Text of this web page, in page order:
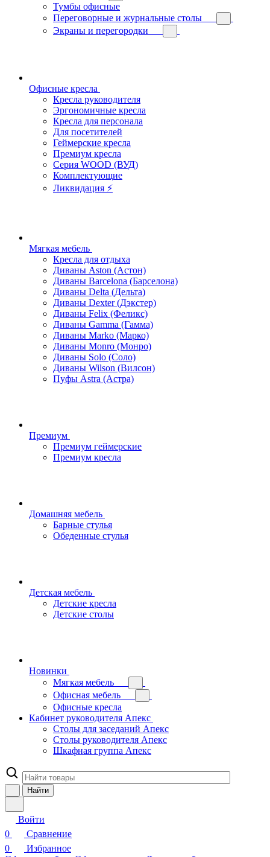
Тумбы офисные
Переговорные и журнальные столы
Экраны и перегородки
Офисные кресла
Кресла руководителя
Эргономичные кресла
Кресла для персонала
Для посетителей
Геймерские кресла
Премиум кресла
Серия WOOD (ВУД)
Комплектующие
Ликвидация ⚡
Мягкая мебель
Кресла для отдыха
Диваны Aston (Астон)
Диваны Barcelona (Барселона)
Диваны Delta (Дельта)
Диваны Dexter (Дэкстер)
Диваны Felix (Феликс)
Диваны Gamma (Гамма)
Диваны Marko (Марко)
Диваны Monro (Монро)
Диваны Solo (Соло)
Диваны Wilson (Вилсон)
Пуфы Astra (Астра)
Премиум
Премиум геймерские
Премиум кресла
Домашняя мебель
Барные стулья
Обеденные стулья
Детская мебель
Детские кресла
Детские столы
Новинки
Мягкая мебель
Офисная мебель
Офисные кресла
Кабинет руководителя Апекс
Столы для заседаний Апекс
Столы руководителя Апекс
Шкафная группа Апекс
Найти
Войти
0
Сравнение
0
Избранное